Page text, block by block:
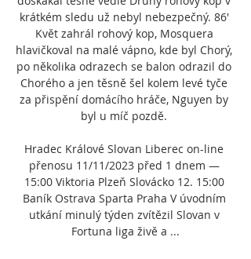
krátkém sledu už nebyl nebezpečný. 86'
Květ zahrál rohový kop, Mosquera
hlavičkoval na malé vápno, kde byl Chorý,
po několika odrazech se balon odrazil do
Chorého a jen těsně šel kolem levé tyče
za přispění domácího hráče, Nguyen by
byl u míč pozdě.
Hradec Králové Slovan Liberec on-line
přenosu 11/11/2023 před 1 dnem —
15:00 Viktoria Plzeň Slovácko 12. 15:00
Baník Ostrava Sparta Praha V úvodním
utkání minulý týden zvítězil Slovan v
Fortuna liga živě a ...